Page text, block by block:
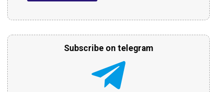
Subscribe on telegram